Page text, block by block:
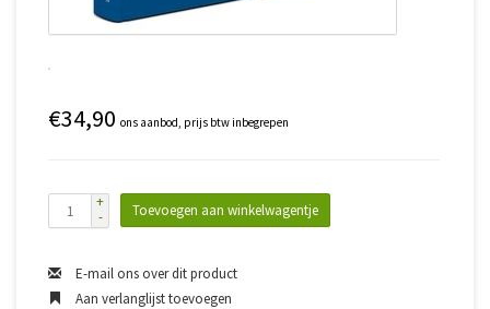
€34,90 ons aanbod, prijs btw inbegrepen
+
-
Toevoegen aan winkelwagentje
E-mail ons over dit product
Aan verlanglijst toevoegen